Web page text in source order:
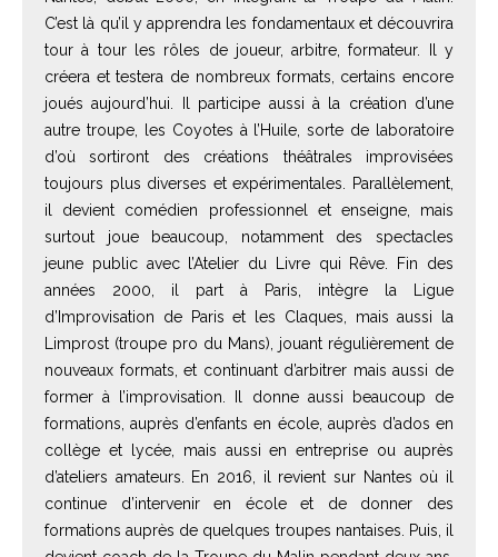
C’est là qu’il y apprendra les fondamentaux et découvrira
tour à tour les rôles de joueur, arbitre, formateur. Il y
créera et testera de nombreux formats, certains encore
joués aujourd’hui. Il participe aussi à la création d’une
autre troupe, les Coyotes à l’Huile, sorte de laboratoire
d’où sortiront des créations théâtrales improvisées
toujours plus diverses et expérimentales. Parallèlement,
il devient comédien professionnel et enseigne, mais
surtout joue beaucoup, notamment des spectacles
jeune public avec l’Atelier du Livre qui Rêve. Fin des
années 2000, il part à Paris, intègre la Ligue
d’Improvisation de Paris et les Claques, mais aussi la
Limprost (troupe pro du Mans), jouant régulièrement de
nouveaux formats, et continuant d’arbitrer mais aussi de
former à l’improvisation. Il donne aussi beaucoup de
formations, auprès d’enfants en école, auprès d’ados en
collège et lycée, mais aussi en entreprise ou auprès
d’ateliers amateurs. En 2016, il revient sur Nantes où il
continue d’intervenir en école et de donner des
formations auprès de quelques troupes nantaises. Puis, il